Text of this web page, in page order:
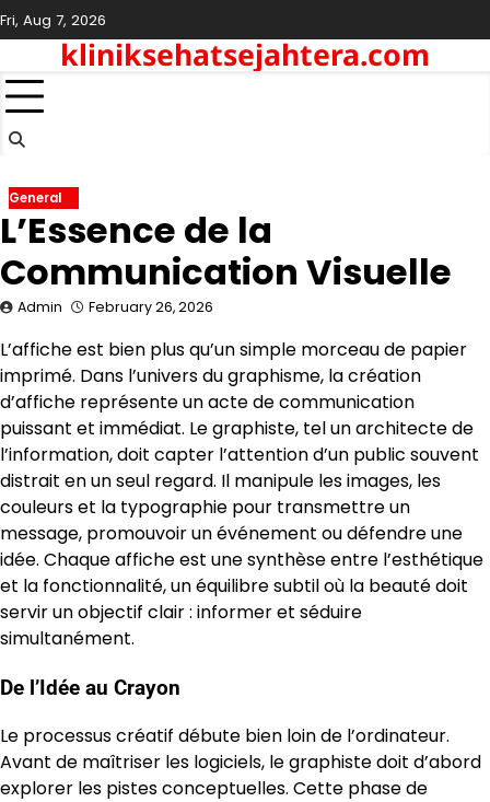
Skip
to
content
Fri, Aug 7, 2026
kliniksehatsejahtera.com
General
L’Essence de la
Communication Visuelle
Admin February 26, 2026
L’affiche est bien plus qu’un simple morceau de papier
imprimé. Dans l’univers du graphisme, la création
d’affiche représente un acte de communication
puissant et immédiat. Le graphiste, tel un architecte de
l’information, doit capter l’attention d’un public souvent
distrait en un seul regard. Il manipule les images, les
couleurs et la typographie pour transmettre un
message, promouvoir un événement ou défendre une
idée. Chaque affiche est une synthèse entre l’esthétique
et la fonctionnalité, un équilibre subtil où la beauté doit
servir un objectif clair : informer et séduire
simultanément.
De l’Idée au Crayon
Le processus créatif débute bien loin de l’ordinateur.
Avant de maîtriser les logiciels, le graphiste doit d’abord
explorer les pistes conceptuelles. Cette phase de